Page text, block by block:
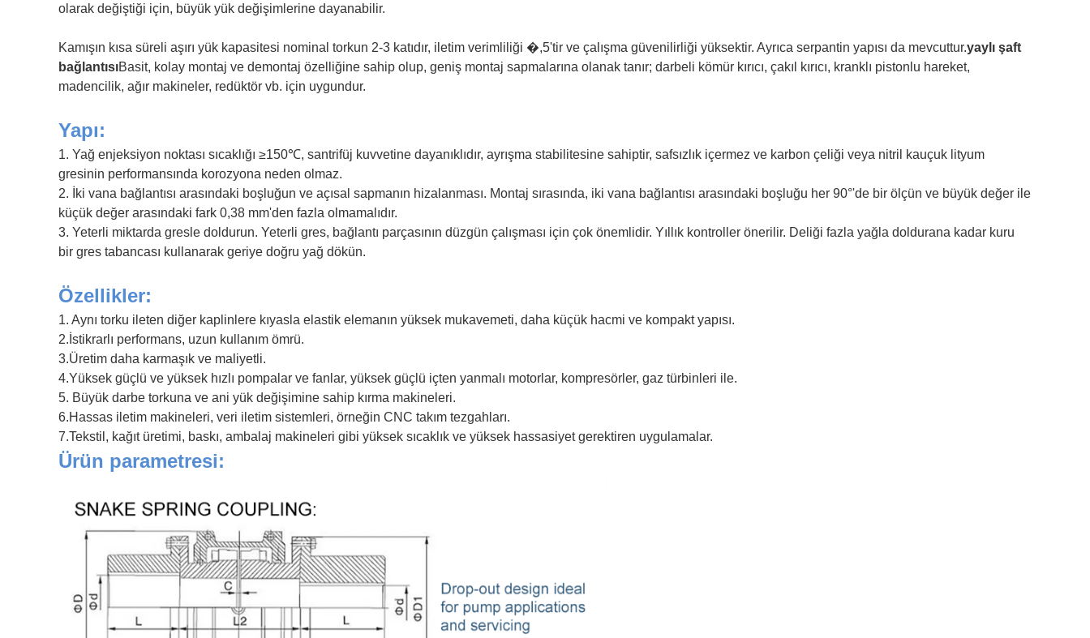
olarak değiştiği için, büyük yük değişimlerine dayanabilir.
Kamışın kısa süreli aşırı yük kapasitesi nominal torkun 2-3 katıdır, iletim verimliliği �,5'tir ve çalışma güvenilirliği yüksektir. Ayrıca serpantin yapısı da mevcuttur.yaylı şaft
bağlantısıBasit, kolay montaj ve demontaj özelliğine sahip olup, geniş montaj sapmalarına olanak tanır; darbeli kömür kırıcı, çakıl kırıcı, kranklı pistonlu hareket,
madencilik, ağır makineler, redüktör vb. için uygundur.
Yapı:
1. Yağ enjeksiyon noktası sıcaklığı ≥150℃, santrifüj kuvvetine dayanıklıdır, ayrışma stabilitesine sahiptir, safsızlık içermez ve karbon çeliği veya nitril kauçuk lityum
gresinin performansında korozyona neden olmaz.
2. İki vana bağlantısı arasındaki boşluğun ve açısal sapmanın hizalanması. Montaj sırasında, iki vana bağlantısı arasındaki boşluğu her 90°'de bir ölçün ve büyük değer ile
küçük değer arasındaki fark 0,38 mm'den fazla olmamalıdır.
3. Yeterli miktarda gresle doldurun. Yeterli gres, bağlantı parçasının düzgün çalışması için çok önemlidir. Yıllık kontroller önerilir. Deliği fazla yağla doldurana kadar kuru
bir gres tabancası kullanarak geriye doğru yağ dökün.
Özellikler:
1. Aynı torku ileten diğer kaplinlere kıyasla elastik elemanın yüksek mukavemeti, daha küçük hacmi ve kompakt yapısı.
2. İstikrarlı performans, uzun kullanım ömrü.
3.Üretim daha karmaşık ve maliyetli.
4.Yüksek güçlü ve yüksek hızlı pompalar ve fanlar, yüksek güçlü içten yanmalı motorlar, kompresörler, gaz türbinleri ile.
5. Büyük darbe torkuna ve ani yük değişimine sahip kırma makineleri.
6.Hassas iletim makineleri, veri iletim sistemleri, örneğin CNC takım tezgahları.
7.Tekstil, kağıt üretimi, baskı, ambalaj makineleri gibi yüksek sıcaklık ve yüksek hassasiyet gerektiren uygulamalar.
Ürün parametresi: